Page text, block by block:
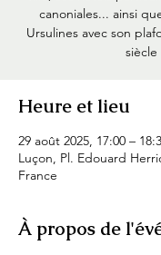
canoniales... ainsi
Ursulines avec son
siècle
Heure et lieu
29 août 2025, 17:00 –
Luçon, Pl. Edouard
France
À propos de